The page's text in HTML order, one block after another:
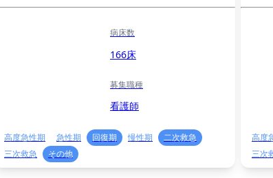
病床数
166床
募集職種
看護師
高度急性期 急性期 回復期 慢性期
二次救急
三次救急
その他
高度
三次